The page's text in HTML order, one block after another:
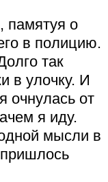
памятуя о
в полицию.
так
в улочку. И
очнулась от
я иду.
мысли в